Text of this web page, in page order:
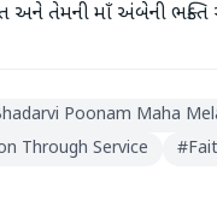
અને તેમની માઁ અંબેની ભક્તિ
Poonam Maha
Through Service #